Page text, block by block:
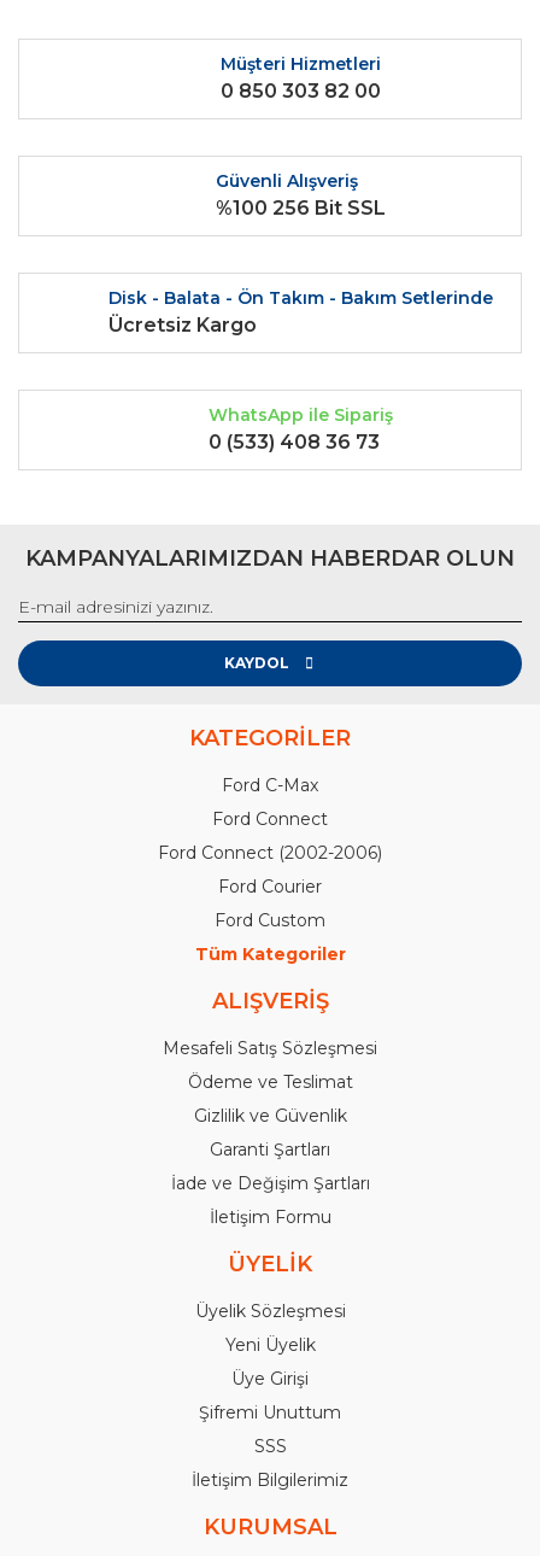
Ürün açıklamasında eksik bilgiler bulunuyor.
Ürün bilgilerinde hatalar bulunuyor.
Ürün fiyatı diğer sitelerden daha pahalı.
Bu ürüne benzer farklı alternatifler olmalı.
Gönder
Müşteri Hizmetleri
0 850 303 82 00
Güvenli Alışveriş
%100 256 Bit SSL
Disk - Balata - Ön Takım - Bakım Setlerinde
Ücretsiz Kargo
WhatsApp ile Sipariş
0 (533) 408 36 73
KAMPANYALARIMIZDAN HABERDAR OLUN
KAYDOL
KATEGORİLER
Ford C-Max
Ford Connect
Ford Connect (2002-2006)
Ford Courier
Ford Custom
Tüm Kategoriler
ALIŞVERİŞ
Mesafeli Satış Sözleşmesi
Ödeme ve Teslimat
Gizlilik ve Güvenlik
Garanti Şartları
İade ve Değişim Şartları
İletişim Formu
ÜYELİK
Üyelik Sözleşmesi
Yeni Üyelik
Üye Girişi
Şifremi Unuttum
SSS
İletişim Bilgilerimiz
KURUMSAL